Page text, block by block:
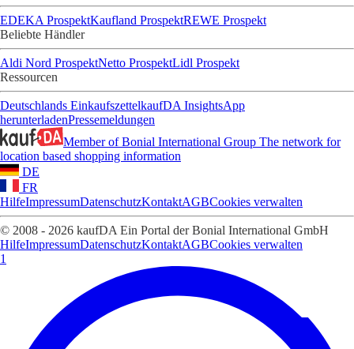
EDEKA ProspektKaufland ProspektREWE Prospekt
Beliebte Händler
Aldi Nord ProspektNetto ProspektLidl Prospekt
Ressourcen
Deutschlands EinkaufszettelkaufDA InsightsApp
herunterladenPressemeldungen
Member of Bonial International Group The network for
location based shopping information
DE
FR
HilfeImpressumDatenschutzKontaktAGBCookies verwalten
© 2008 - 2026 kaufDA Ein Portal der Bonial International GmbH
HilfeImpressumDatenschutzKontaktAGBCookies verwalten
1